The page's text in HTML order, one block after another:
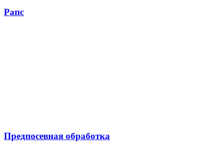
Рапс
Предпосевная обработка